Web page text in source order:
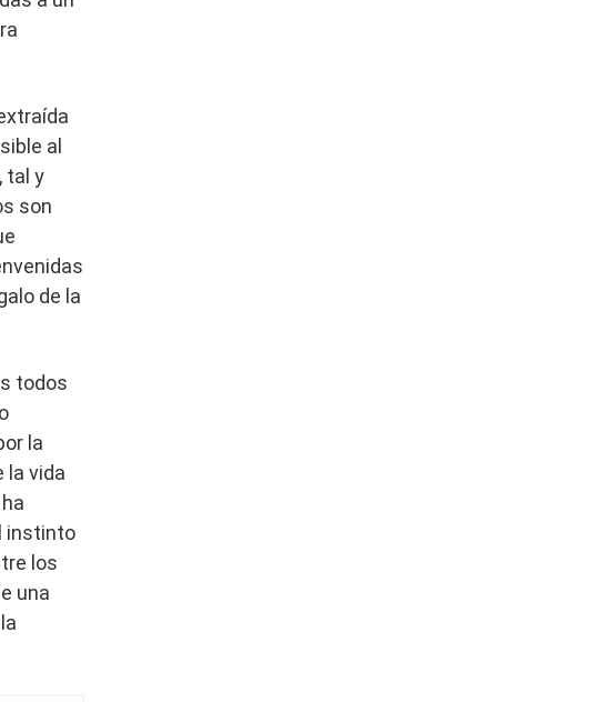
al
tal y
son
de la
todos
la
la vida
instinto
los
una